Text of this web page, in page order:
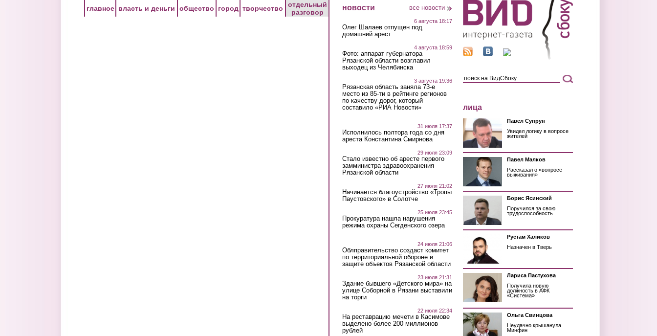
главное власть и деньги общество город творчество
отдельный
разговор
новости все новости
6 августа 18:17
Олег Шалаев отпущен под
домашний арест
4 августа 18:59
Фото: аппарат губернатора
Рязанской области возглавил
выходец из Челябинска
3 августа 19:36
Рязанская область заняла 73-е
место из 85-ти в рейтинге регионов
по качеству дорог, который
составило «РИА Новости»
31 июля 17:37
Исполнилось полтора года со дня
ареста Константина Смирнова
29 июля 23:09
Стало известно об аресте первого
замминистра здравоохранения
Рязанской области
27 июля 21:02
Начинается благоустройство «Тропы
Паустовского» в Солотче
25 июля 23:45
Прокуратура нашла нарушения
режима охраны Сегденского озера
24 июля 21:06
Облправительство создаст комитет
по территориальной обороне и
защите объектов Рязанской области
23 июля 21:31
Здание бывшего «Детского мира» на
улице Соборной в Рязани выставили
на торги
22 июля 22:34
На реставрацию мечети в Касимове
выделено более 200 миллионов
рублей
лица
Павел Супрун
Увидел логику в вопросе
жителей
Павел Малков
Рассказал о «вопросе
выживания»
Борис Ясинский
Поручился за свою
трудоспособность
Рустам Халиков
Назначен в Тверь
Лариса Пастухова
Получила новую
должность в АФК
«Система»
Ольга Свинцова
Неудачно крышанула
Минфин